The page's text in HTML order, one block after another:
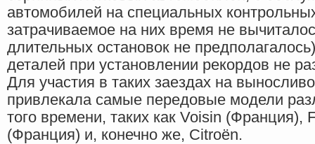
автомобилей на специальных
затрачиваемое на них время не
длительных остановок не
деталей при установлении рекордов не
Для участия в таких заездах на
привлекала самые передовые модели
того времени, таких как Voisin (Франция),
(Франция) и, конечно же, Citroën.